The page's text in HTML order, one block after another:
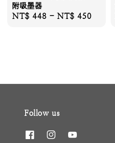
附吸墨器
Regular
NT$ 448 -NT$ 450
Follow us